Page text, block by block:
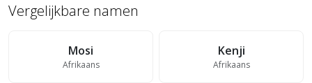
Vergelijkbare namen
Mosi
Afrikaans
Kenji
Afrikaans